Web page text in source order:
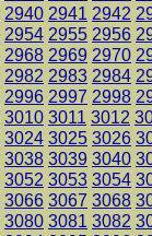
2940 2941 2942
2954 2955 2956
2968 2969 2970
2982 2983 2984
2996 2997 2998
3010 3011 3012
3024 3025 3026
3038 3039 3040
3052 3053 3054
3066 3067 3068
3080 3081 3082